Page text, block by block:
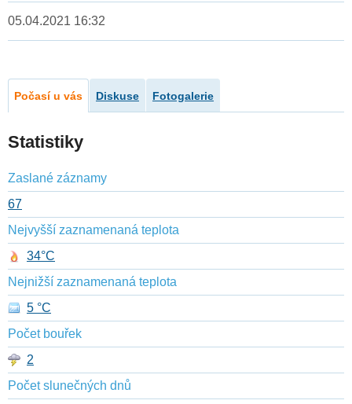
05.04.2021 16:32
Počasí u vás Diskuse Fotogalerie
Statistiky
Zaslané záznamy
67
Nejvyšší zaznamenaná teplota
34°C
Nejnižší zaznamenaná teplota
5 °C
Počet bouřek
2
Počet slunečných dnů